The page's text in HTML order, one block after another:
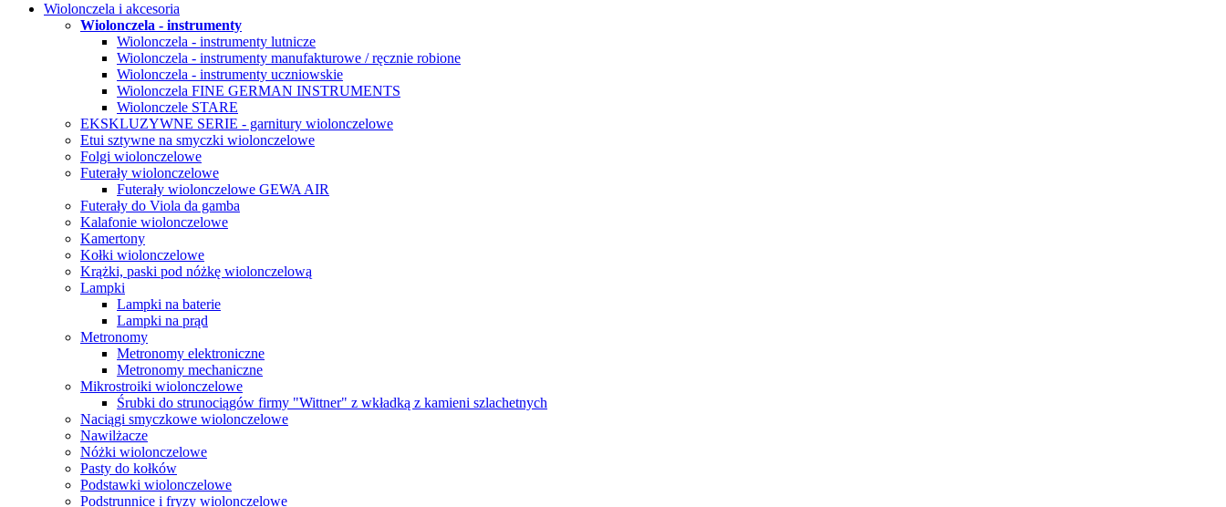
Wiolonczela i akcesoria
Wiolonczela - instrumenty
Wiolonczela - instrumenty lutnicze
Wiolonczela - instrumenty manufakturowe / ręcznie robione
Wiolonczela - instrumenty uczniowskie
Wiolonczela FINE GERMAN INSTRUMENTS
Wiolonczele STARE
EKSKLUZYWNE SERIE - garnitury wiolonczelowe
Etui sztywne na smyczki wiolonczelowe
Folgi wiolonczelowe
Futerały wiolonczelowe
Futerały wiolonczelowe GEWA AIR
Futerały do Viola da gamba
Kalafonie wiolonczelowe
Kamertony
Kołki wiolonczelowe
Krążki, paski pod nóżkę wiolonczelową
Lampki
Lampki na baterie
Lampki na prąd
Metronomy
Metronomy elektroniczne
Metronomy mechaniczne
Mikrostroiki wiolonczelowe
Śrubki do strunociągów firmy "Wittner" z wkładką z kamieni szlachetnych
Naciągi smyczkowe wiolonczelowe
Nawilżacze
Nóżki wiolonczelowe
Pasty do kołków
Podstawki wiolonczelowe
Podstrunnice i fryzy wiolonczelowe